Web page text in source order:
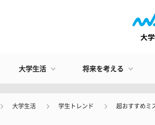
大学生活 将来を考える
大学生活 学生トレンド 超おすすめミ